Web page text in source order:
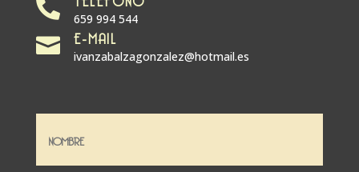
 659 994 544
 E-MAIL
ivanzabalzagonzalez@hotmail.es